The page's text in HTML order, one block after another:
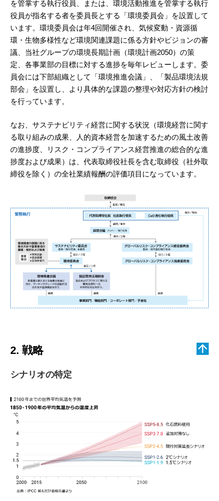
を管掌する執行役員、または、環境活動推進を管掌する執行
役員が指名する者を委員長とする「環境委員会」を設置して
います。環境委員会は年4回開催され、気候変動・資源循
環・生物多様性など環境関連課題に係る方針やビジョンの審
議、当社グループの環境長期計画（環境計画2050）の策
定、各事業部の目標に対する進捗を毎年レビューします。委
員会には下部組織として「環境推進会議」、「製品環境法規
部会」を設置し、より具体的な課題の整理や対応方針の検討
を行っています。
なお、サステナビリティ経営に関する状況（環境経営に関す
る取り組みの成果、人的資本経営を加速するための風土改善
の進捗度、リスク・コンプライアンス経営推進の総合的な進
捗度および成果）は、代表取締役社長を含む取締役（社外取
締役を除く）の全社業績報酬の評価項目になっています。
2. 戦略
シナリオの特定